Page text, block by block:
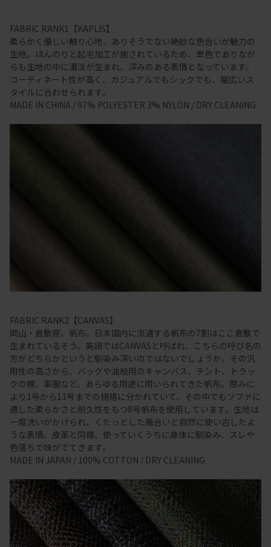
FABRIC RANK1【KAPLIS】
柔らかく優しい触り心地、ありそうでない絶妙な色合いが魅力の
生地。ほんのりと起毛加工が施されているため、単色でありなが
らも生地の中に濃淡が生まれ、深みのある表情となっています。
コーディネート性が高く、カジュアルでもシックでも、幅広いス
タイルに合わせられます。
MADE IN CHINA / 97% POLYESTER 3% NYLON / DRY CLEANING
FABRIC RANK2【CANVAS】
岡山・倉敷産、帆布。日本国内に流通する帆布の7割はここ倉敷で
生まれているそう。英語ではCANVASと呼ばれ、こちらの呼び名の
方がどちらかというと馴染み深いのではないでしょうか。その汎
用性の高さから、バッグや油絵用のキャンバス、テント、トラッ
クの幌、軍服など、あらゆる用途に用いられてきた帆布。厚みに
より1号から11号までの規格に分かれていて、その中でもソファに
適した柔らかさと耐久性をもつ8号帆布を使用しています。生地は
一度洗いがかけられ、くたっとした風合いと自然に使い古したよ
うな表情。皮革と同様、使っていくうちに身体に馴染み、スレや
色落ちで味がでてきます。
MADE IN JAPAN / 100% COTTON / DRY CLEANING